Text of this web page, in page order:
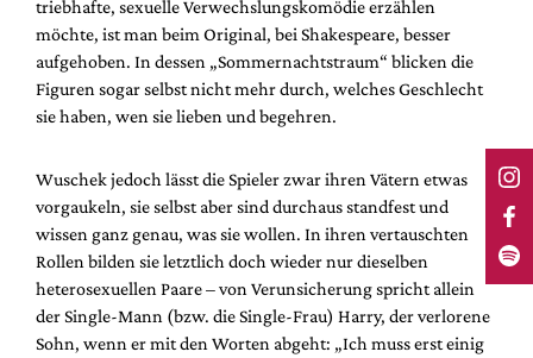
triebhafte, sexuelle Verwechslungskomödie erzählen
möchte, ist man beim Original, bei Shakespeare, besser
aufgehoben. In dessen „Sommernachtstraum“ blicken die
Figuren sogar selbst nicht mehr durch, welches Geschlecht
sie haben, wen sie lieben und begehren.
Wuschek jedoch lässt die Spieler zwar ihren Vätern etwas
vorgaukeln, sie selbst aber sind durchaus standfest und
wissen ganz genau, was sie wollen. In ihren vertauschten
Rollen bilden sie letztlich doch wieder nur dieselben
heterosexuellen Paare – von Verunsicherung spricht allein
der Single-Mann (bzw. die Single-Frau) Harry, der verlorene
Sohn, wenn er mit den Worten abgeht: „Ich muss erst einig